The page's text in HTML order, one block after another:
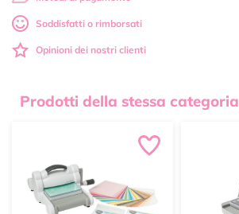
Soddisfatti o rimborsati
Opinioni dei nostri clienti
Prodotti della stessa categoria